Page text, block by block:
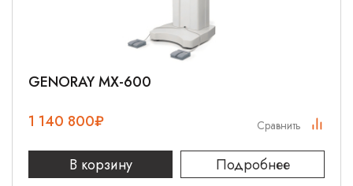
GENORAY MX-600
1 140 800₽
В корзину Подробнее
Сравнить